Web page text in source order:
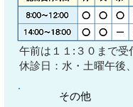
午前は１１:３０まで受
休診日：水・土曜午後
その他